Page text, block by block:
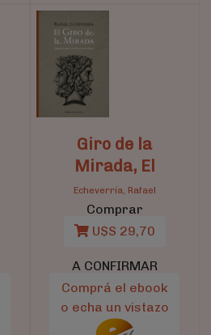
Giro de la
Mirada, El
Echeverría, Rafael
Comprar
U$S 29,70
A CONFIRMAR
Comprá el ebook
o echa un vistazo